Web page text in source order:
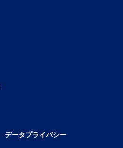
データプライバシー